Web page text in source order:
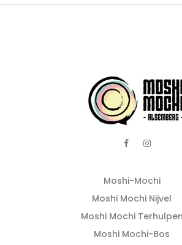
Moshi-Mochi
Moshi Mochi Nijvel
Moshi Mochi Terhulpen
Moshi Mochi-Bos